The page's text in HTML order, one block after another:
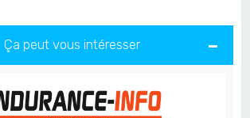
Ça peut vous intéresser